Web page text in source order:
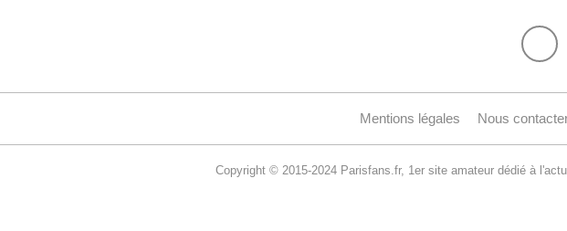
Mentions légales Nous
Copyright © 2015-2024 Parisfans.fr, 1er site amateur dédié à